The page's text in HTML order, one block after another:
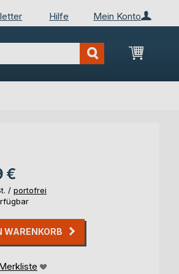
Mein Konto
Hilfe
Mein
€
/ portofrei
WARENKORB